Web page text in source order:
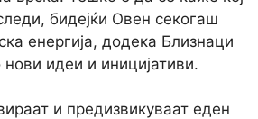
бидејќи Овен секогаш
енергија, додека Близнаци
идеи и иницијативи.
и предизвикуваат еден